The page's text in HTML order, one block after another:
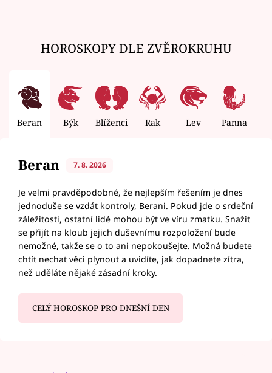
HOROSKOPY DLE ZVĚROKRUHU
Beran Býk Blíženci Rak Lev Panna
Beran 7. 8. 2026
Je velmi pravděpodobné, že nejlepším řešením je dnes
jednoduše se vzdát kontroly, Berani. Pokud jde o srdeční
záležitosti, ostatní lidé mohou být ve víru zmatku. Snažit
se přijít na kloub jejich duševnímu rozpoložení bude
nemožné, takže se o to ani nepokoušejte. Možná budete
chtít nechat věci plynout a uvidíte, jak dopadnete zítra,
než uděláte nějaké zásadní kroky.
CELÝ HOROSKOP PRO DNEŠNÍ DEN